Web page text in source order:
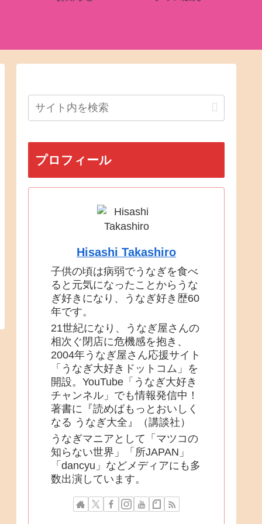
プロフィール
Hisashi Takashiro
子供の頃は病弱でうなぎを食べ
ると元気になったことからうな
ぎ好きになり、うなぎ好き歴60
年です。
21世紀になり、うなぎ屋さんの
相次ぐ閉店に危機感を抱き、
2004年うなぎ屋さん応援サイト
「うなぎ大好きドットコム」を
開設。YouTube「うなぎ大好き
チャンネル」でも情報発信中！
著書に『読めばもっとおいしく
なる うなぎ大全』（講談社）
うなぎマニアとして「マツコの
知らない世界」「所JAPAN」
「dancyu」などメディアにも多
数出演しています。